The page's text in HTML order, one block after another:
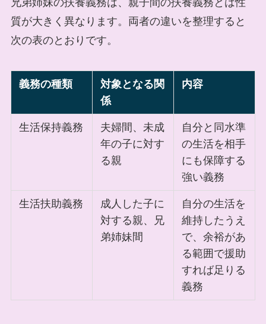
質が大きく異なります。両者の違いを整理すると
次の表のとおりです。
義務の種類
対象となる関
係
内容
生活保持義務
夫婦間、未成
年の子に対す
る親
自分と同水準
の生活を相手
にも保障する
強い義務
生活扶助義務
成人した子に
対する親、兄
弟姉妹間
自分の生活を
維持したうえ
で、余裕があ
る範囲で援助
すれば足りる
義務